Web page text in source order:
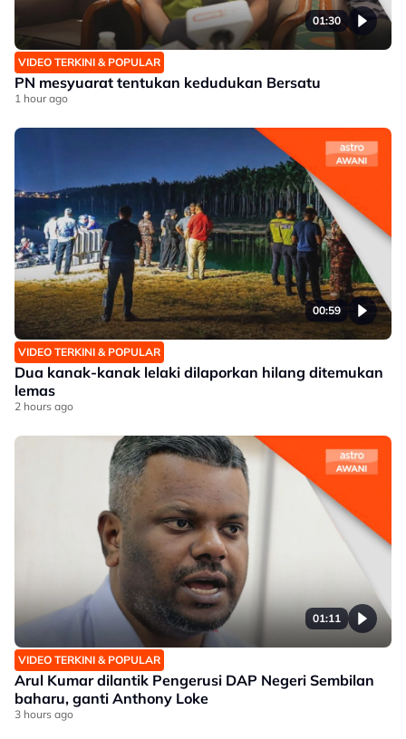
01:30
VIDEO TERKINI & POPULAR
PN mesyuarat tentukan kedudukan Bersatu
1 hour ago
00:59
VIDEO TERKINI & POPULAR
Dua kanak-kanak lelaki dilaporkan hilang ditemukan
lemas
2 hours ago
01:11
VIDEO TERKINI & POPULAR
Arul Kumar dilantik Pengerusi DAP Negeri Sembilan
baharu, ganti Anthony Loke
3 hours ago